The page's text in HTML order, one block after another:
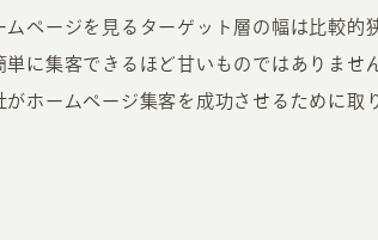
オンカのホー
ムページを見るターゲット層の幅は比較的
に集客できるほど甘いものではありませ
ホームページ集客を成功させるために取